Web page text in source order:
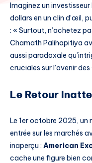
Imaginez un
dollars en un clin d’œil,
: « Surtout, n’achetez
Chamath Palihapitiya
aussi paradoxale
cruciales sur l’avenir
Le Retour
Le 1er octobre 2025, un
entrée sur les marchés
inaperçu : American
cache une figure bien